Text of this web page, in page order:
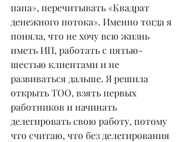
папа», перечитывать «Квадрат
денежного потока». Именно тогда я
поняла, что не хочу всю жизнь
иметь ИП, работать с пятью-
шестью клиентами и не
развиваться дальше. Я решила
открыть ТОО, взять первых
работников и начинать
делегировать свою работу, потому
что считаю, что без делегирования